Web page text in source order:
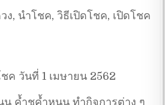
ง, นำโชค,วิธีเปิดโชค, เปิดโชค
ค วันที่ 1 เมษายน 2562
ค้ำชูค้ำหนุน ทำกิจการต่าง ๆ